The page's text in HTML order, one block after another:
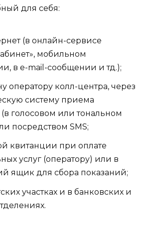
для себя:
(в онлайн-сервисе
мобильном
в e-mail-сообщении и тд.);
оператору колл-центра, через
систему приема
голосовом или тональном
посредством SMS;
квитанции при оплате
услуг (оператору) или в
ящик для сбора показаний;
участках и в банковских и